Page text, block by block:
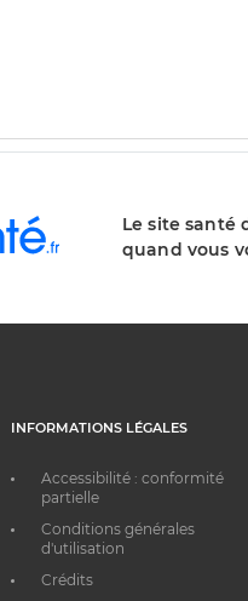
Le site santé
quand vous
INFORMATIONS LÉGALES
Accessibilité : conformité
partielle
Conditions générales
d'utilisation
Crédits